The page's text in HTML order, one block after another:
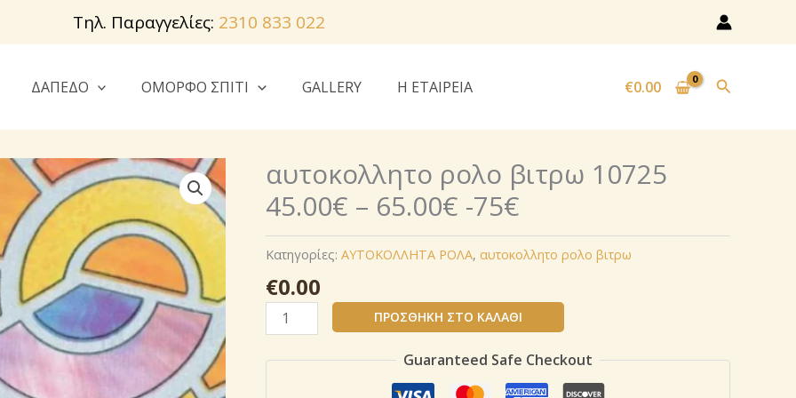
Τηλ. Παραγγελίες: 2310 833 022
ΔΑΠΕΔΟ ΟΜΟΡΦΟ ΣΠΙΤΙ GALLERY Η ΕΤΑΙΡΕΙΑ €0.00
αυτοκoλλητο ρολo βιτρω 10725
45.00€ – 65.00€ -75€
Κατηγορίες:AΥΤΟΚΟΛΛΗΤΑ ΡΟΛΑ, αυτοκoλλητο ρολo βιτρω
€0.00
αυτοκoλλητο
ρολo
βιτρω
ΠΡΟΣΘΉΚΗ ΣΤΟ ΚΑΛΆΘΙ
Guaranteed Safe Checkout